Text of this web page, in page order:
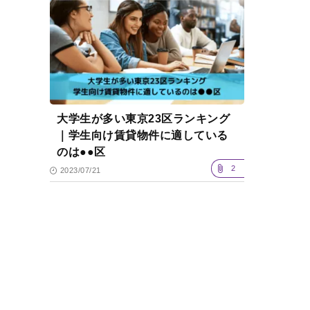
大学生が多い東京23区ランキング
｜学生向け賃貸物件に適している
のは●●区
2023/07/21 2